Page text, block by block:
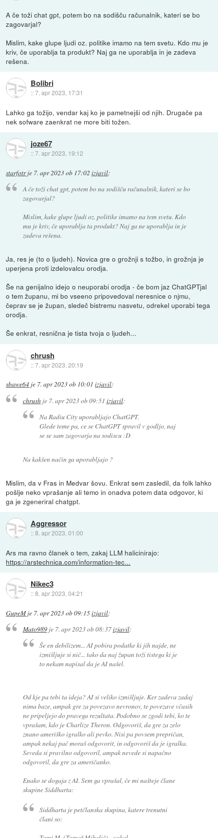
A če toži chat gpt, potem bo na sodišču računalnik, kateri se bo
zagovarjal?
Mislim, kake glupe ljudi oz. politike imamo na tem svetu. Kdo mu je
kriv, če uporablja ta produkt? Naj ga ne uporablja in je zadeva
rešena.
Bolibri
::7. apr 2023, 17:31
Lahko ga tožijo, vendar kaj ko je pametnejši od njih. Drugače pa
nek sofware zaenkrat ne more biti tožen.
joze67
::7. apr 2023, 19:12
starfotrje 7. apr 2023 ob 17:02 izjavil:
A če toži chat gpt, potem bo na sodišču računalnik, kateri se bo
zagovarjal?
Mislim, kake glupe ljudi oz. politike imamo na tem svetu. Kdo
mu je kriv, če uporablja ta produkt? Naj ga ne uporablja in je
zadeva rešena.
Ja, res je (to o ljudeh). Novica gre o grožnji s tožbo, in grožnja je
uperjena proti izdelovalcu orodja.
Še na genijalno idejo o neuporabi orodja - če bom jaz ChatGPTjal
o tem županu, mi bo vseeno pripovedoval neresnice o njmu,
čeprav se je župan, sledeč bistremu nasvetu, odrekel uporabi tega
orodja.
Še enkrat, resnična je tista tvoja o ljudeh...
chrush
::7. apr 2023, 20:19
sbawe64 je 7. apr 2023 ob 10:01 izjavil:
chrushje 7. apr 2023 ob 09:51 izjavil:
Na Radiu City uporabljajo ChatGPT.
Glede teme pa, ce se ChatGPT spravil v godljo, naj
se se sam zagovarja na sodiscu :D
Na kakšen način ga uporabljajo ?
Mislim, da v Fras in Medvar šovu. Enkrat sem zasledil, da folk lahko
pošlje neko vprašanje ali temo in onadva potem data odgovor, ki
ga je zgeneriral chatgpt.
Aggressor
::8. apr 2023, 01:00
Ars ma ravno članek o tem, zakaj LLM halicinirajo:
https://arstechnica.com/information-tec...
Nikec3
::8. apr 2023, 04:21
GupeMje 7. apr 2023 ob 09:15izjavil:
Mato989je 7. apr 2023 ob 08:37izjavil:
Še en debilizem... AI pobira podatke ki jih najde, ne
izmišljuje si nič... tako da naj župan toži tistega ki je
to nekam napisal da je AI našel.
Od kje pa tebi ta ideja? AI si veliko izmišljuje. Ker zadeva zadaj
nima baze, ampak gre za povezavo nevronov, te povezave včasih
ne pripeljejo do pravega rezultata. Podobno se zgodi tebi, ko te
vprašam, kdo je Charlize Theron. Odgovoriš, da gre za zelo
znano ameriško igralko ali pevko. Nisi pa povsem prepričan,
ampak nekaj pač moraš odgovorit, in odgovoriš da je igralka.
Seveda si pravilno odgovoril, ampak nevede si napačno
odgovoril, da gre za američanko.
Enako se dogaja z AI. Sem ga vprašal, če mi našteje člane
skupine Siddharta:
Siddharta je petčlanska skupina, katere trenutni
člani so: